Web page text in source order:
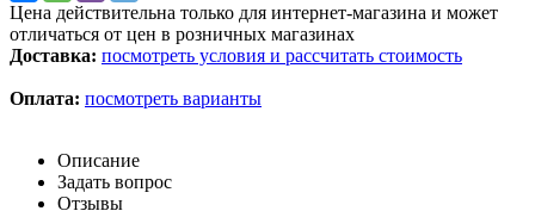
Цена действительна только для интернет-магазина и может
отличаться от цен в розничных магазинах
Доставка: посмотреть условия и рассчитать стоимость
Оплата: посмотреть варианты
Описание
Задать вопрос
Отзывы